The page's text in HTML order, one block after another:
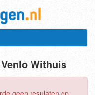
Withuis
geen resulaten op.